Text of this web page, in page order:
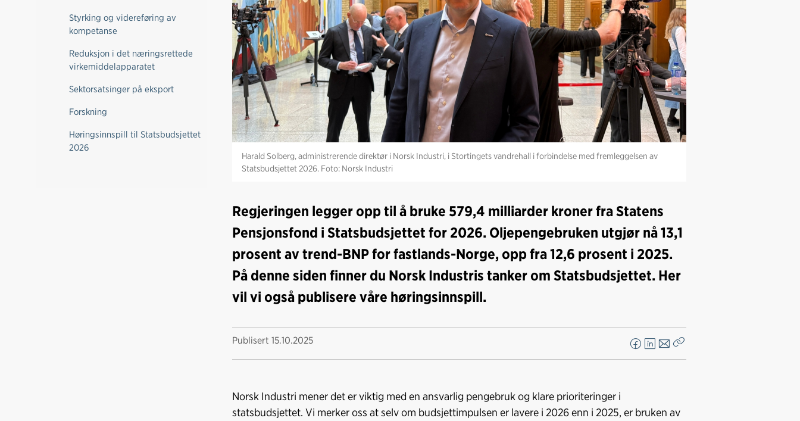
Styrking og videreføring av
kompetanse
Reduksjon i det næringsrettede
virkemiddelapparatet
Sektorsatsinger på eksport
Forskning
Høringsinnspill til Statsbudsjettet
2026
Harald Solberg, administrerende direktør i Norsk Industri, i Stortingets vandrehall i forbindelse med fremleggelsen av
Statsbudsjettet 2026. Foto: Norsk Industri
Regjeringen legger opp til å bruke 579,4 milliarder kroner fra Statens
Pensjonsfond i Statsbudsjettet for 2026. Oljepengebruken utgjør nå 13,1
prosent av trend-BNP for fastlands-Norge, opp fra 12,6 prosent i 2025.
På denne siden finner du Norsk Industris tanker om Statsbudsjettet. Her
vil vi også publisere våre høringsinnspill.
Publisert 15.10.2025
F
L
E
Norsk Industri mener det er viktig med en ansvarlig pengebruk og klare prioriteringer i
statsbudsjettet. Vi merker oss at selv om budsjettimpulsen er lavere i 2026 enn i 2025, er bruken av